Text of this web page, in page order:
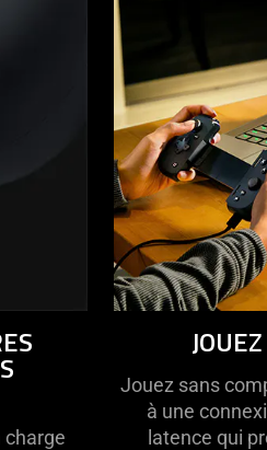
charge
Jouez sans
à une
latence qui